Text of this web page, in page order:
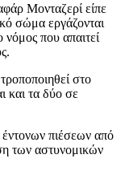
Μονταζερί είπε
σώμα εργάζονται
νόμος που απαιτεί
στο
και τα δύο σε
πιέσεων από
των αστυνομικών